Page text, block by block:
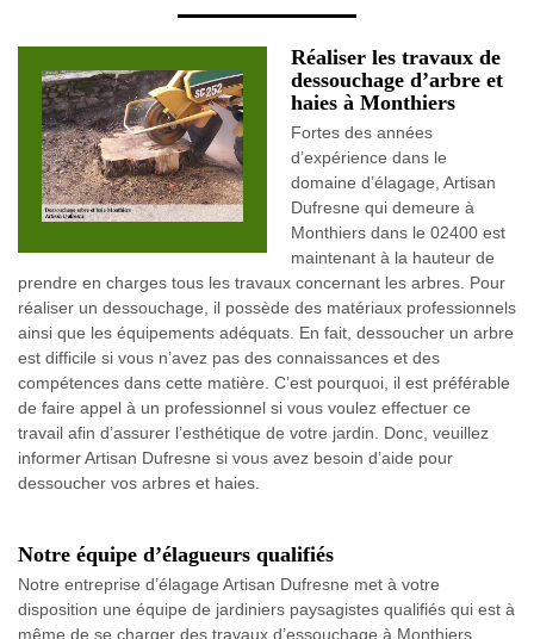
Réaliser les travaux de
dessouchage d’arbre et
haies à Monthiers
Fortes des années
d’expérience dans le
domaine d’élagage, Artisan
Dufresne qui demeure à
Monthiers dans le 02400 est
maintenant à la hauteur de
prendre en charges tous les travaux concernant les arbres. Pour
réaliser un dessouchage, il possède des matériaux professionnels
ainsi que les équipements adéquats. En fait, dessoucher un arbre
est difficile si vous n’avez pas des connaissances et des
compétences dans cette matière. C’est pourquoi, il est préférable
de faire appel à un professionnel si vous voulez effectuer ce
travail afin d’assurer l’esthétique de votre jardin. Donc, veuillez
informer Artisan Dufresne si vous avez besoin d’aide pour
dessoucher vos arbres et haies.
Notre équipe d’élagueurs qualifiés
Notre entreprise d’élagage Artisan Dufresne met à votre
disposition une équipe de jardiniers paysagistes qualifiés qui est à
même de se charger des travaux d’essouchage à Monthiers